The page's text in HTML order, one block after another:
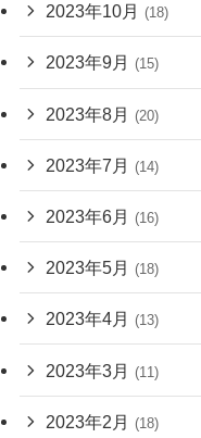
2023年10月 (18)
2023年9月 (15)
2023年8月 (20)
2023年7月 (14)
2023年6月 (16)
2023年5月 (18)
2023年4月 (13)
2023年3月 (11)
2023年2月 (18)